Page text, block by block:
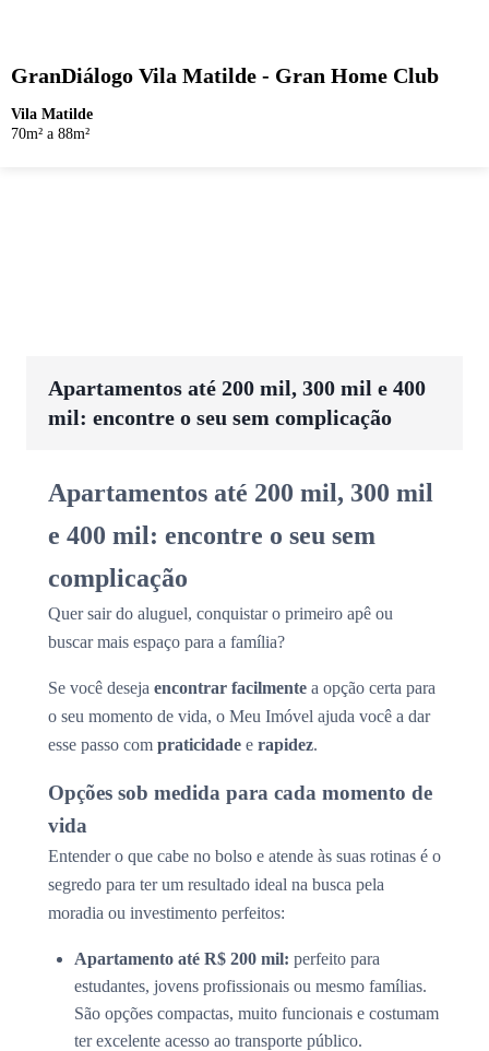
GranDiálogo Vila Matilde - Gran Home Club
Vila Matilde
70m² a 88m²
Apartamentos até 200 mil, 300 mil e 400
mil: encontre o seu sem complicação
Apartamentos até 200 mil, 300 mil
e 400 mil: encontre o seu sem
complicação
Quer sair do aluguel, conquistar o primeiro apê ou
buscar mais espaço para a família?
Se você deseja encontrar facilmente a opção certa para
o seu momento de vida, o Meu Imóvel ajuda você a dar
esse passo com praticidade e rapidez.
Opções sob medida para cada momento de
vida
Entender o que cabe no bolso e atende às suas rotinas é o
segredo para ter um resultado ideal na busca pela
moradia ou investimento perfeitos:
Apartamento até R$ 200 mil: perfeito para
estudantes, jovens profissionais ou mesmo famílias.
São opções compactas, muito funcionais e costumam
ter excelente acesso ao transporte público.